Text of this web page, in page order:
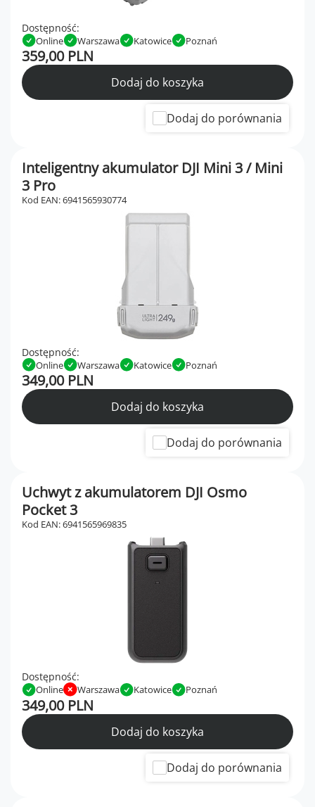
Dostępność:
Online Warszawa Katowice Poznań
359,00 PLN
Dodaj do koszyka
Dodaj do porównania
Inteligentny akumulator DJI Mini 3 / Mini
3 Pro
Kod EAN: 6941565930774
Dostępność:
Online Warszawa Katowice Poznań
349,00 PLN
Dodaj do koszyka
Dodaj do porównania
Uchwyt z akumulatorem DJI Osmo
Pocket 3
Kod EAN: 6941565969835
Dostępność:
Online Warszawa Katowice Poznań
349,00 PLN
Dodaj do koszyka
Dodaj do porównania